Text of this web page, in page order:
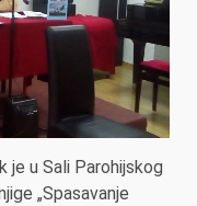
je u Sali Parohijskog
„Spasavanje